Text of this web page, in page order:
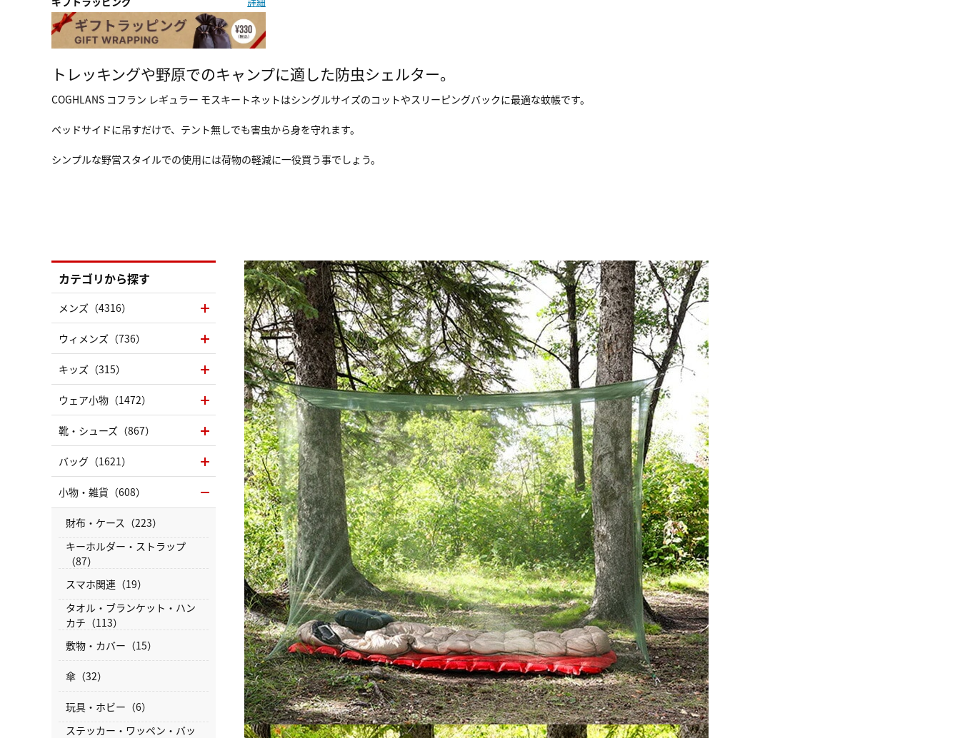
トレッキングや野原でのキャンプに適した防虫シェルター。
COGHLANS コフラン レギュラー モスキートネットはシングルサイズのコットやスリーピングバックに最適な蚊帳です。
ベッドサイドに吊すだけで、テント無しでも害虫から身を守れます。
シンプルな野営スタイルでの使用には荷物の軽減に一役買う事でしょう。
カテゴリから探す
メンズ（4316）
ウィメンズ（736）
キッズ（315）
ウェア小物（1472）
靴・シューズ（867）
バッグ（1621）
小物・雑貨（608）
財布・ケース（223）
キーホルダー・ストラップ
（87）
スマホ関連（19）
タオル・ブランケット・ハン
カチ（113）
敷物・カバー（15）
傘（32）
玩具・ホビー（6）
ステッカー・ワッペン・バッ